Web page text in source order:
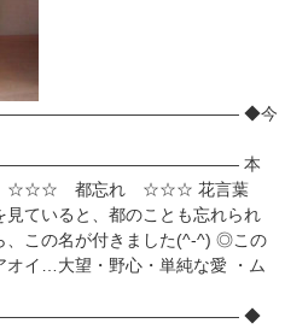
◆今
本
・ ☆☆☆ 都忘れ ☆☆☆ 花言葉
ていると、都のことも忘れられ
、この名が付きました(^-^) ◎この
オイ…大望・野心・単純な愛 ・ム
◆